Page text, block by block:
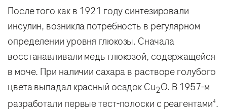
После того как в 1921 году синтезировали
инсулин, возникла потребность в регулярном
определении уровня глюкозы. Сначала
восстанавливали медь глюкозой, содержащейся
в моче. При наличии сахара в растворе голубого
цвета выпадал красный осадок Cu2O. В 1957-м
разработали первые тест-полоски с реагентами4.